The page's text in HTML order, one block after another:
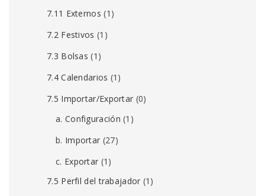
7.11 Externos (1)
7.2 Festivos (1)
7.3 Bolsas (1)
7.4 Calendarios (1)
7.5 Importar/Exportar (0)
a. Configuración (1)
b. Importar (27)
c. Exportar (1)
7.5 Perfil del trabajador (1)